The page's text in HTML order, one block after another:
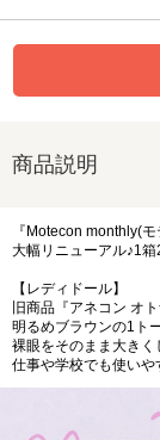
商品説明
『Motecon monthly(
大幅リニューアル♪1
【レディドール】
旧商品『アネコン オ
明るめブラウンの1ト
裸眼をそのまま大きく
仕事や学校でも使い